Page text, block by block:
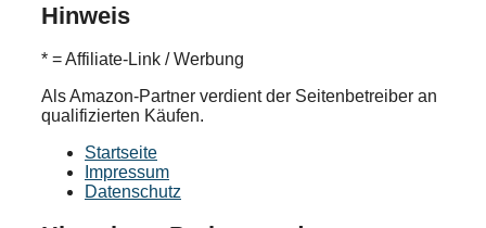
Hinweis
* = Affiliate-Link / Werbung
Als Amazon-Partner verdient der Seitenbetreiber an
qualifizierten Käufen.
Startseite
Impressum
Datenschutz